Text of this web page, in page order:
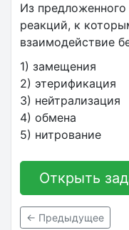
Из
реакций, к
взаимодействие
1) замещения
2) этерификация
3) нейтрализация
4) обмена
5) нитрование
Открыть
← Предыдущее